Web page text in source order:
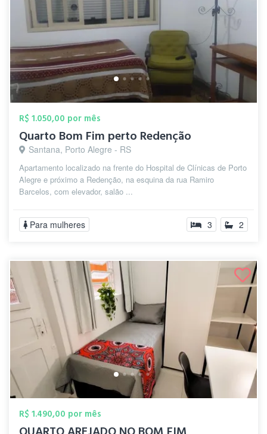
R$ 1.050,00 por mês
Quarto Bom Fim perto Redenção
Santana, Porto Alegre - RS
Apartamento localizado na frente do Hospital de Clínicas de Porto
Alegre e próximo a Redenção, na esquina da rua Ramiro
Barcelos, com elevador, salão ...
Para mulheres 3 2
R$ 1.490,00 por mês